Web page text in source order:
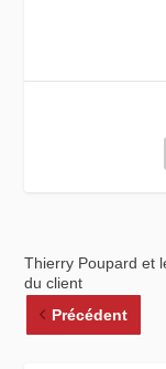
Thierry Poupard et
du client
Précédent